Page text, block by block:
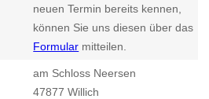
neuen Termin bereits kennen,
können Sie uns diesen über das
Formular mitteilen.
am Schloss Neersen
47877 Willich